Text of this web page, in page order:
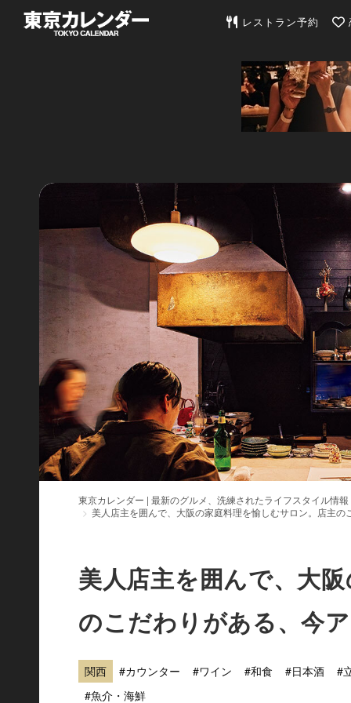
東京カレンダー | 最新
レストラン予約
東京カレンダー | 最新のグルメ、洗練されたライフスタイル情報
美人店主を囲んで、大阪の家庭料理を愉しむサロン。店主
美人店主を囲んで、大
のこだわりがある、今
関西 #カウンター #ワイン #和食 #日本酒
#
#魚介・海鮮